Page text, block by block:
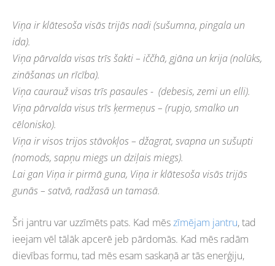
Viņa ir klātesoša visās trijās nadi (sušumna, pingala un
ida).
Viņa pārvalda visas trīs šakti – iččhā, gjāna un krija (nolūks,
zināšanas un rīcība).
Viņa caurauž visas trīs pasaules - (debesis, zemi un elli).
Viņa pārvalda visus trīs ķermeņus – (rupjo, smalko un
cēlonisko).
Viņa ir visos trijos stāvokļos – džagrat, svapna un sušupti
(nomods, sapņu miegs un dziļais miegs).
Lai gan Viņa ir pirmā guna, Viņa ir klātesoša visās trijās
gunās – satvā, radžasā un tamasā.
Šri jantru var uzzīmēts pats. Kad mēszīmējam jantru, tad
ieejam vēl tālāk apcerē jeb pārdomās. Kad mēs radām
dievības formu, tad mēs esam saskaņā ar tās enerģiju,